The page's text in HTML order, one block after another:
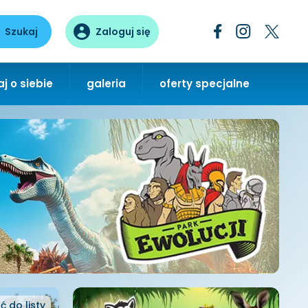
Szukaj Zaloguj się
o siebie galeria oferty specjalne
do listy